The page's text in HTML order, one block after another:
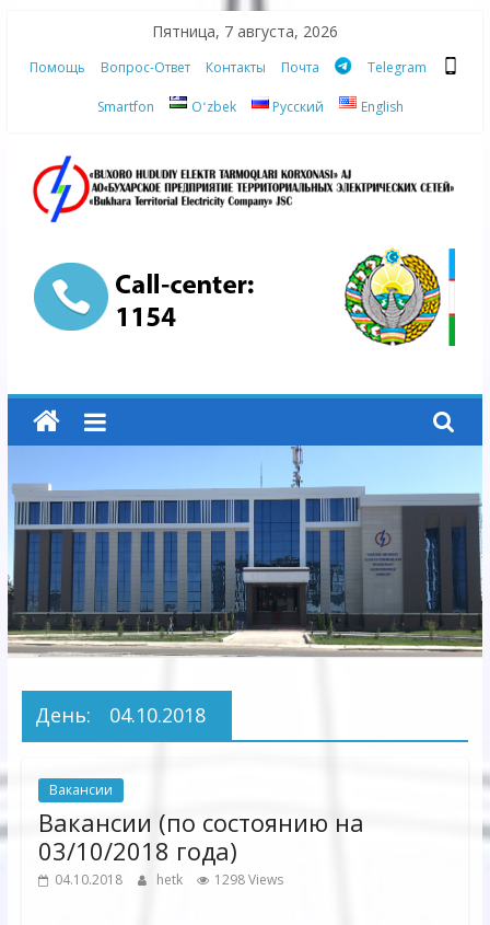
content
Пятница, 7 августа, 2026
Помощь Вопрос-Ответ Контакты Почта Telegram
Smartfon Oʻzbek Русский English
АО
"Бухарское
Предприятие
Территориальных
Электрических
сетей"
АО
"Бухарское
Электрических
День: 04.10.2018
Вакансии
Вакансии (по состоянию на
03/10/2018 года)
04.10.2018 hetk 1298 Views